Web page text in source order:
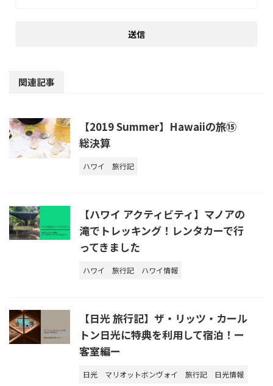
関連記事
【2019 Summer】Hawaiiの旅⑮
総決算
ハワイ 旅行記
【ハワイ アクティビティ】マノアの
滝でトレッキング！レンタカーで行
ってきました
ハワイ 旅行記 ハワイ情報
【日光 旅行記】ザ・リッツ・カール
トン日光に特典を利用して宿泊！ー
客室編ー
日光 マリオットボンヴォイ 旅行記 日光情報